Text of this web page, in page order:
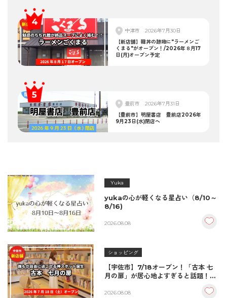
中津市
2026年7月30日
【新店舗】韓丼の跡地に"ラーメンご
くまる"がオープン！/2026年８月17
日(月)オープン予定
豊前市
2026年7月31日
【豊前市】明屋書店 豊前店2026年
9月23日(水)閉店へ
Yuka
yukaの心が軽くなる星占い（8/10～
8/16)
2026.08.08
ショッピング
【宇佐市】7/18オープン！「古本 七
月の扉」が居心地よすぎると話題！絶
至福の読書空間
2026.08.08